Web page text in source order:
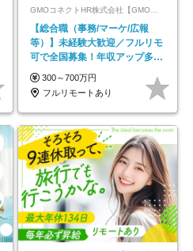
GMOコネクトHR株式会社【GMOインターネットグループ】
【総合職（事務/マーケ/広報
等）】未経験大歓迎／フルリモ
可で全国募集！年収アップ多数
★年休最大130日★
300～700万円
フルリモートあり